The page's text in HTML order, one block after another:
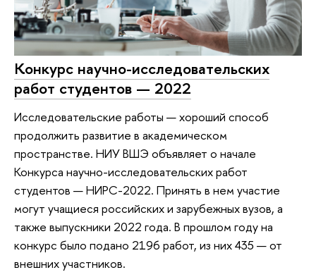
Конкурс научно-исследовательских
работ студентов — 2022
Исследовательские работы — хороший способ
продолжить развитие в академическом
пространстве. НИУ ВШЭ объявляет о начале
Конкурса научно-исследовательских работ
студентов — НИРС-2022. Принять в нем участие
могут учащиеся российских и зарубежных вузов, а
также выпускники 2022 года. В прошлом году на
конкурс было подано 2196 работ, из них 435 — от
внешних участников.